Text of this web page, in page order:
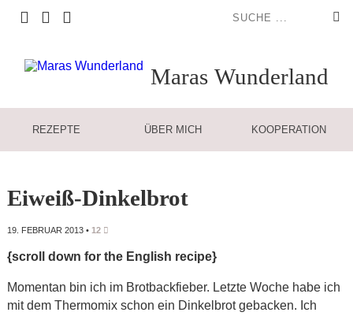
Maras Wunderland
REZEPTE ÜBER MICH KOOPERATION
Eiweiß-Dinkelbrot
19. FEBRUAR 2013• 12
{scroll down for the English recipe}
Momentan bin ich im Brotbackfieber. Letzte Woche habe ich
mit dem Thermomix schon ein Dinkelbrot gebacken. Ich